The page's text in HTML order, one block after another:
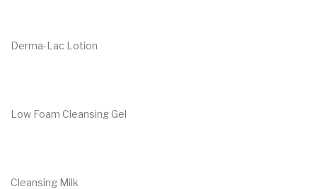
Derma-Lac Lotion
Low Foam Cleansing Gel
Cleansing Milk